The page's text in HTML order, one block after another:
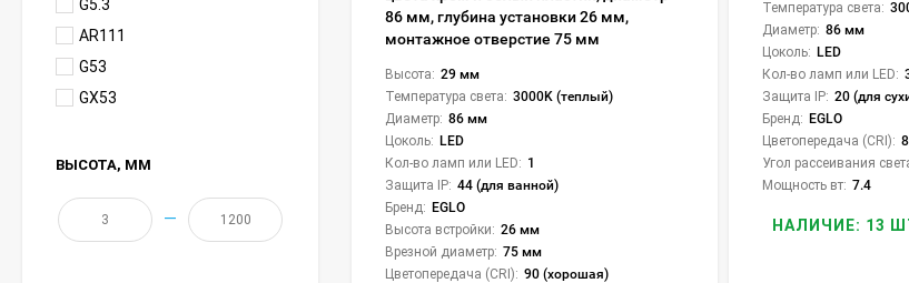
86 мм, глубина установки 26 мм,
монтажное отверстие 75 мм
Высота: 29 мм
Температура света: 3000K (теплый)
Диаметр: 86 мм
Цоколь: LED
Кол-во ламп или LED: 1
Защита IP: 44 (для ванной)
Бренд: EGLO
Высота встройки: 26 мм
Врезной диаметр: 75 мм
Цветопередача (CRI): 90 (хорошая)
Температура света:
Диаметр: 86 мм
Цоколь: LED
Кол-во ламп или LED:
Защита IP: 20 (для
Бренд: EGLO
Цветопередача (CRI):
Угол рассеивания
Мощность вт: 7.4
НАЛИЧИЕ: 13
G5.3
AR111
G53
GX53
ВЫСОТА, ММ
—